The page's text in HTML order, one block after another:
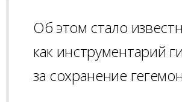
Об этом стало
как инструментарий
за сохранение